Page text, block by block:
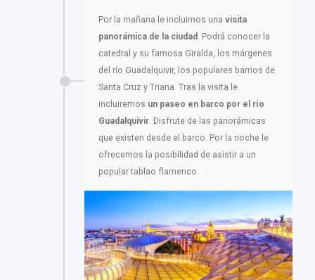
Por la mañana le incluimos una visita
panorámica de la ciudad . Podrá conocer la
catedral y su famosa Giralda, los márgenes
del río Guadalquivir, los populares barrios de
Santa Cruz y Triana. Tras la visita le
incluiremos un paseo en barco por el río
Guadalquivir. Disfrute de las panorámicas
que existen desde el barco. Por la noche le
ofrecemos la posibilidad de asistir a un
popular tablao flamenco.